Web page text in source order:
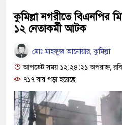
কুমিল্লা নগরীতে বিএনপির
১২ নেতাকর্মী আটক
মোঃ মাহফুজ আনোয়ার, কুমিল্লা
আপডেট সময় ১২:২৪:২১ অপরাহ্ন,
৭১৭ বার পড়া হয়েছে